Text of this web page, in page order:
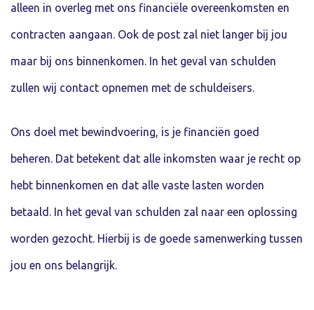
alleen in overleg met ons financiële overeenkomsten en
contracten aangaan. Ook de post zal niet langer bij jou
maar bij ons binnenkomen. In het geval van schulden
zullen wij contact opnemen met de schuldeisers.
Ons doel met bewindvoering, is je financiën goed
beheren. Dat betekent dat alle inkomsten waar je recht op
hebt binnenkomen en dat alle vaste lasten worden
betaald. In het geval van schulden zal naar een oplossing
worden gezocht. Hierbij is de goede samenwerking tussen
jou en ons belangrijk.